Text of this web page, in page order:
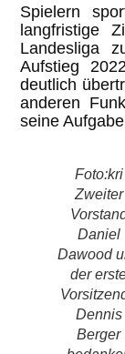
Spielern
langfristige
Landesliga
Aufstieg
deutlich
anderen
seine
Foto:kri
Zweiter
Daniel
Dawood
der
Dennis
Berger